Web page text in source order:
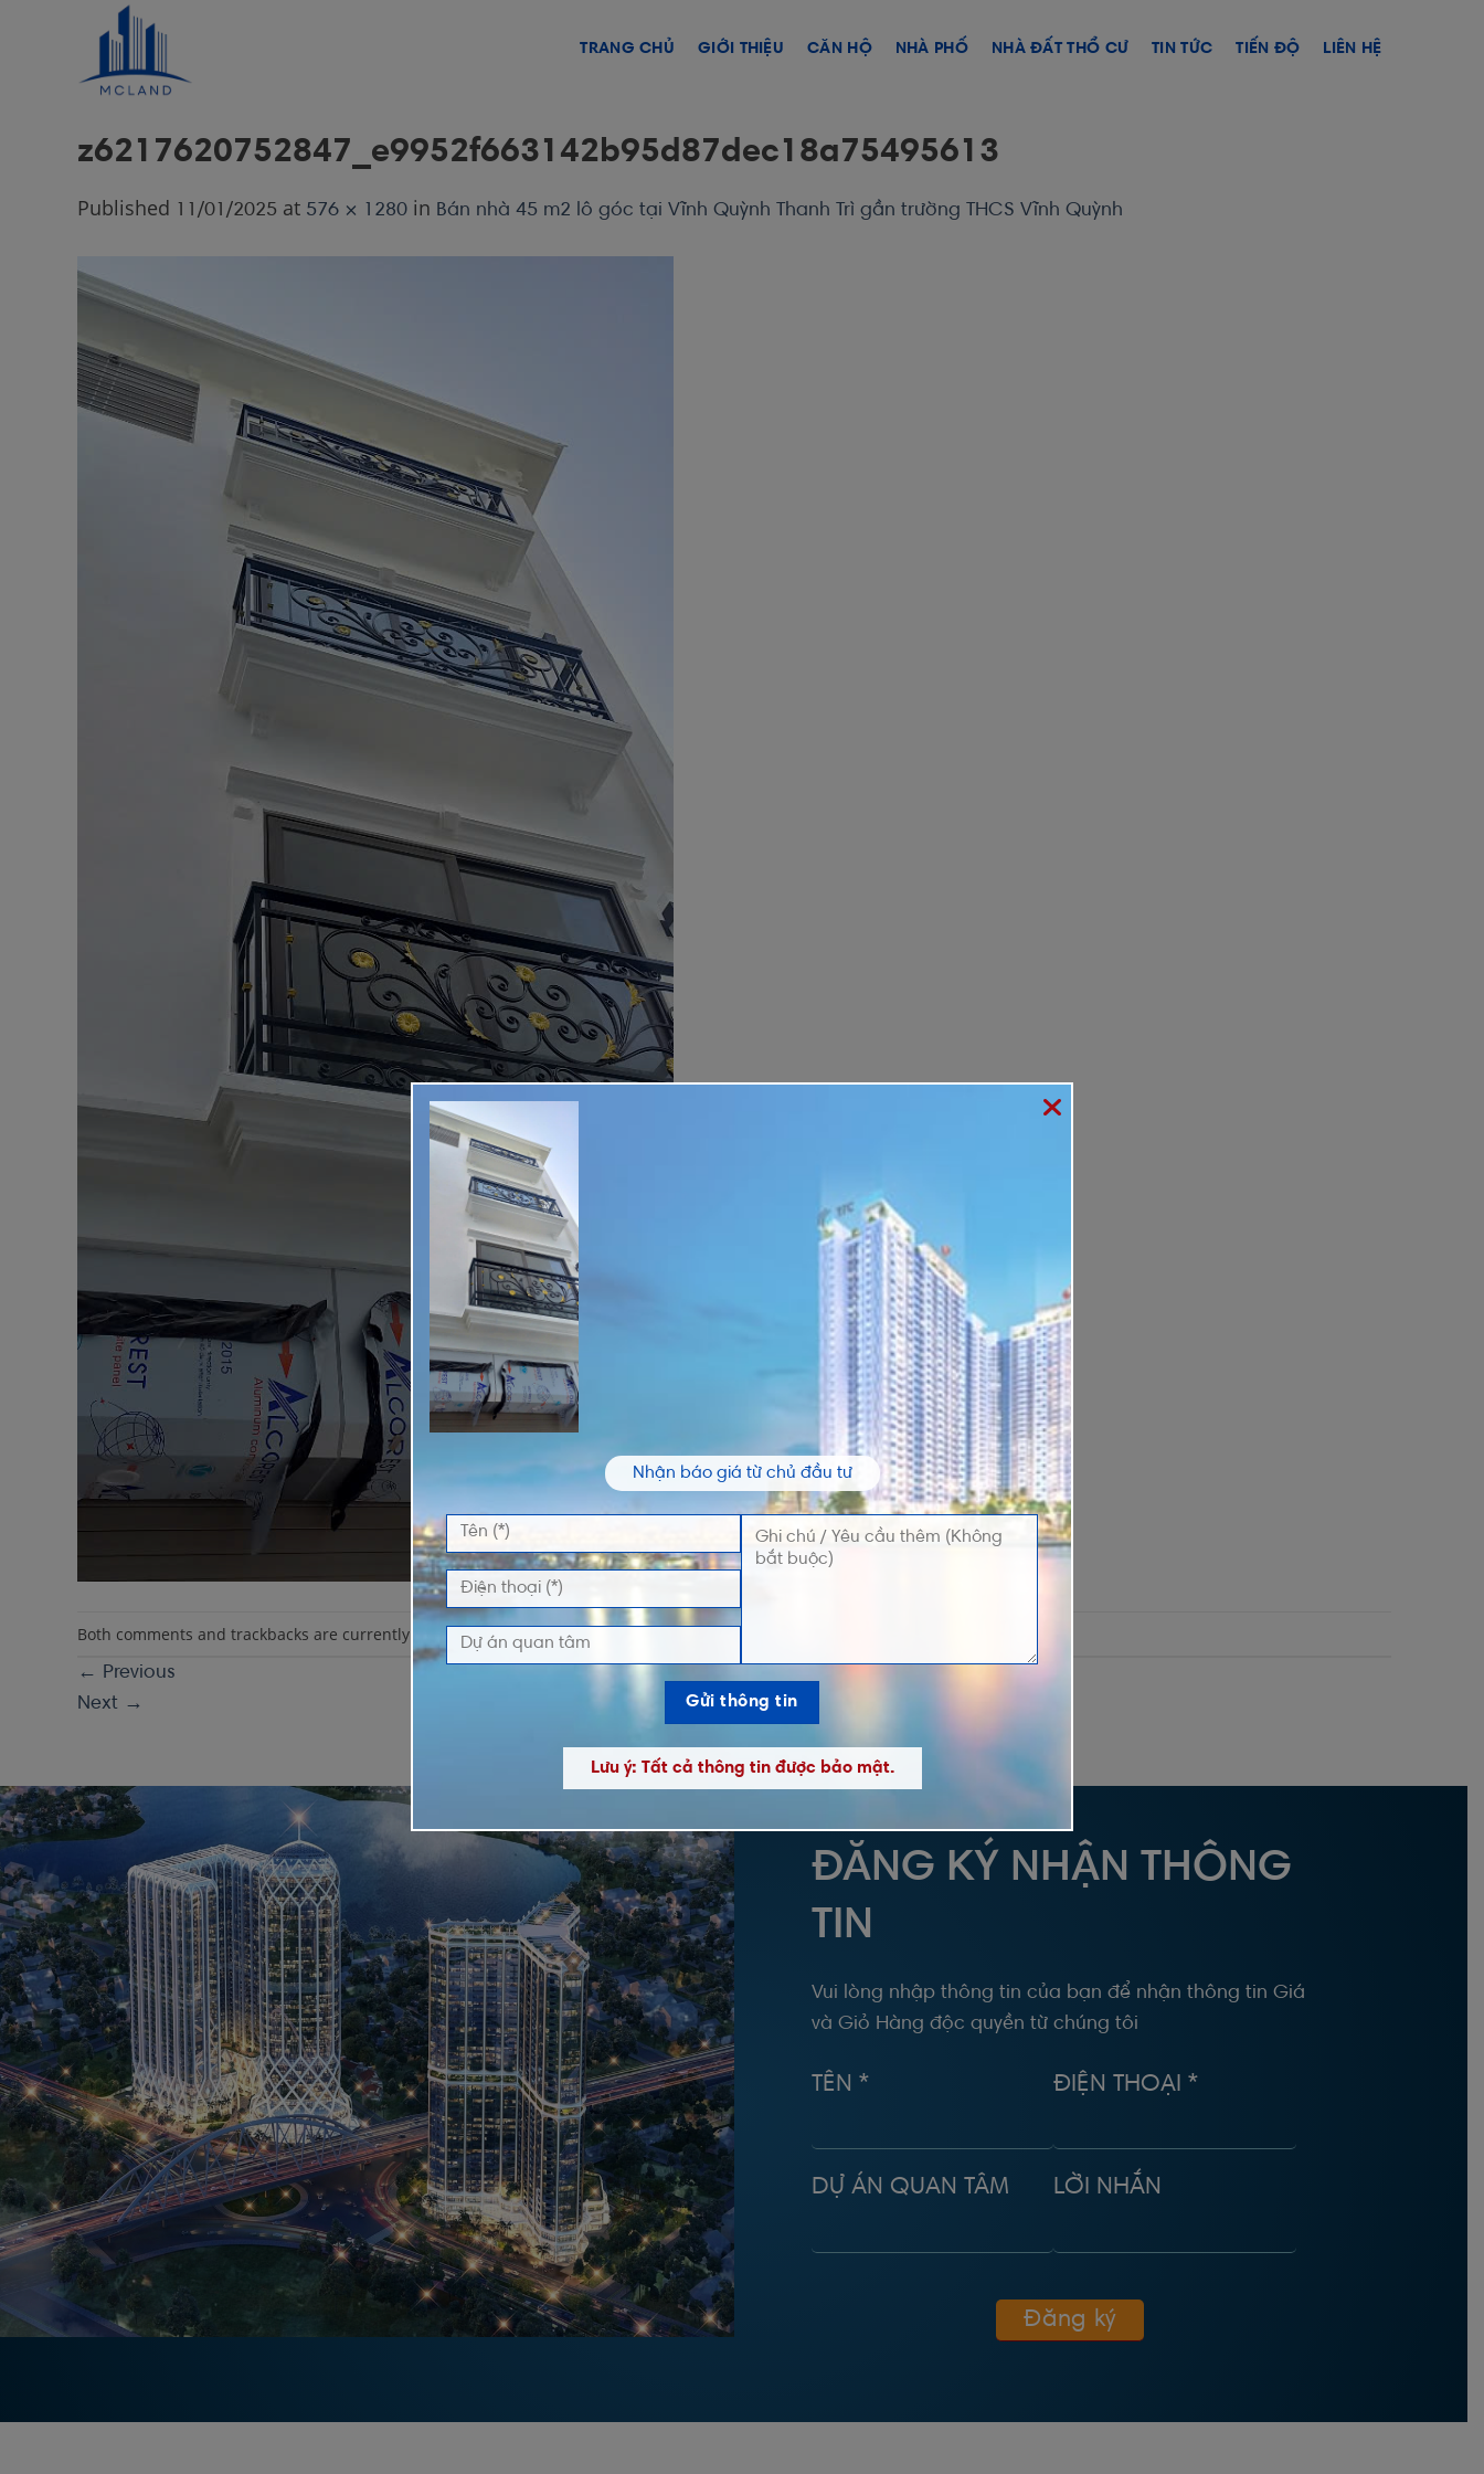
TRANG CHỦ GIỚI THIỆU CĂN HỘ NHÀ PHỐ NHÀ ĐẤT THỔ CƯ TIN TỨC TIẾN ĐỘ LIÊN HỆ
z6217620752847_e9952f663142b95d87dec18a75495613
Published 11/01/2025 at 576 × 1280in Bán nhà 45 m2 lô góc tại Vĩnh Quỳnh Thanh Trì gần trường THCS Vĩnh Quỳnh
Both comments and trackbacks are currently closed.
← Previous
Next →
ĐĂNG KÝ NHẬN THÔNG
TIN
Vui lòng nhập thông tin của bạn để nhận thông tin Giá
và Giỏ Hàng độc quyền từ chúng tôi
TÊN * ĐIỆN THOẠI *
DỰ ÁN QUAN TÂM LỜI NHẮN
Nhận báo giá từ chủ đầu tư
Lưu ý: Tất cả thông tin được bảo mật.